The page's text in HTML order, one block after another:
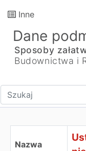
Inne
Dane
Sposoby
Budownictwa i
Wpisz tekst do
Nazwa